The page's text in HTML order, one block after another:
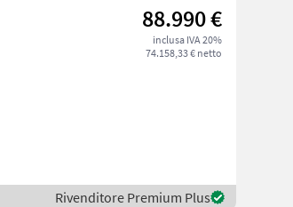
88.990 €
inclusa IVA 20%
74.158,33 € netto
Rivenditore Premium Plus